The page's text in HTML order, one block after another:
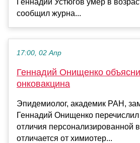
сообщил журна...
17:00, 02 Апр
Геннадий Онищенко
онковакцина
Эпидемиолог, академик РАН,
Геннадий Онищенко
отличия персонализированной
отличается от химиотер...